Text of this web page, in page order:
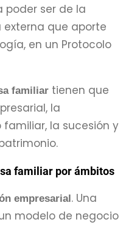
poder ser de la
que aporte
en un Protocolo
familiar tienen que
la
la sucesión y
familiar por ámbitos
empresarial. Una
modelo de negocio